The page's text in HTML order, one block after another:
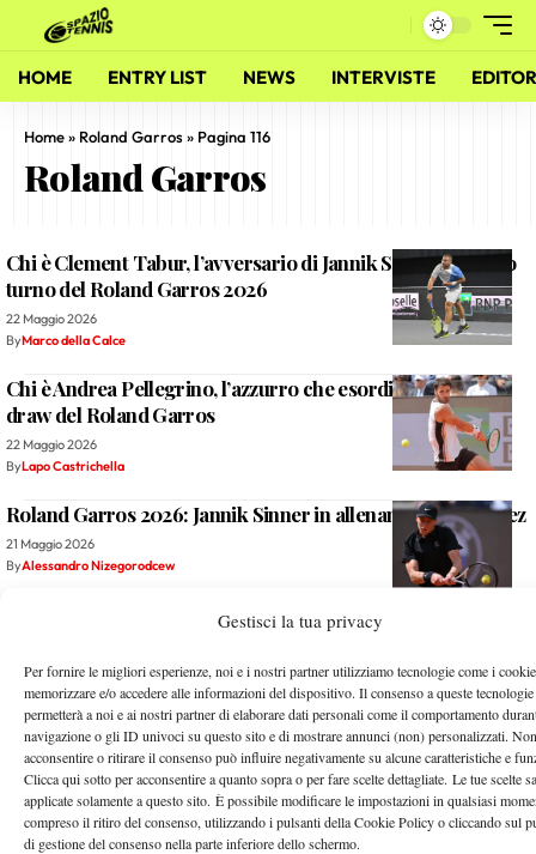
Gestisci la tua privacy
Per fornire le migliori esperienze, noi e i nostri partner utilizziamo tecnologie come i
memorizzare e/o accedere alle informazioni del dispositivo. Il consenso a queste tecnologie
permetterà a noi e ai nostri partner di elaborare dati personali come il comportamento
navigazione o gli ID univoci su questo sito e di mostrare annunci (non) personalizzati. Non
acconsentire o ritirare il consenso può influire negativamente su alcune caratteristiche e
Clicca qui sotto per acconsentire a quanto sopra o per fare scelte dettagliate. Le tue scelte
applicate solamente a questo sito. È possibile modificare le impostazioni in qualsiasi
compreso il ritiro del consenso, utilizzando i pulsanti della Cookie Policy o cliccando sul
di gestione del consenso nella parte inferiore dello schermo.
HOME ENTRY LIST NEWS INTERVISTE
Home» Roland Garros» Pagina 116
Roland Garros
Chi è Clement Tabur, l’avversario di Jannik Sinner al primo
turno del Roland Garros 2026
22 Maggio 2026
ByMarco della Calce
Chi è Andrea Pellegrino, l’azzurro che esordirà nel main
draw del Roland Garros
22 Maggio 2026
ByLapo Castrichella
Roland Garros 2026: Jannik Sinner in allenamento con Baez
21 Maggio 2026
ByAlessandro Nizegorodcew
Quando gioca Sinner al primo turno del Roland Garros
2026: data, orario e diretta tv
21 Maggio 2026
Redazione
2 … 114 115 116 117 118 … 134 135